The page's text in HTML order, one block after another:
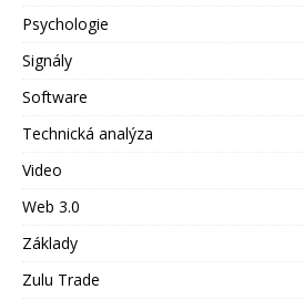
Psychologie
Signály
Software
Technická analýza
Video
Web 3.0
Základy
Zulu Trade